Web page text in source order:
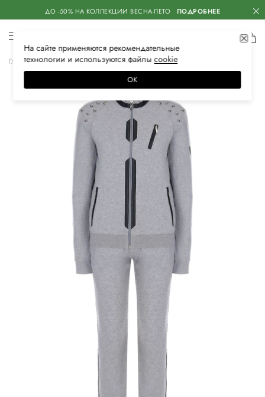
ДО -50% НА КОЛЛЕКЦИИ ВЕСНА-ЛЕТО ПОДРОБНЕЕ
Главная Женская Одежда Костюмы Спортивный костюм
На сайте применяются рекомендательные
технологии и используются файлысооkiе
ОК